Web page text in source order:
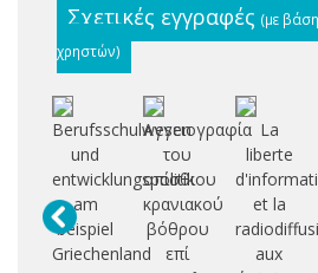
Σχετικές εγγραφές (με
χρηστών)
Berufsschulwesen
und
entwicklungspolitik
am
beispiel
Griechenland
Αγγειογραφία
του
οπίσθιου
κρανιακού
βόθρου
επί
La
liberte
et la
aux